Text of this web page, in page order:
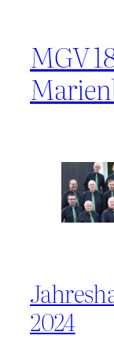
springenMGV
2024